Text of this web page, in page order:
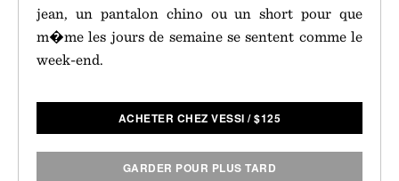
jean, un pantalon chino ou un short pour que
m�me les jours de semaine se sentent comme le
week-end.
ACHETER CHEZ VESSI /$125
GARDER POUR PLUS TARD